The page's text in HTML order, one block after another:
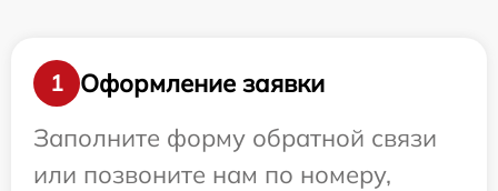
1
Оформление заявки
Заполните форму обратной связи
или позвоните нам по номеру,